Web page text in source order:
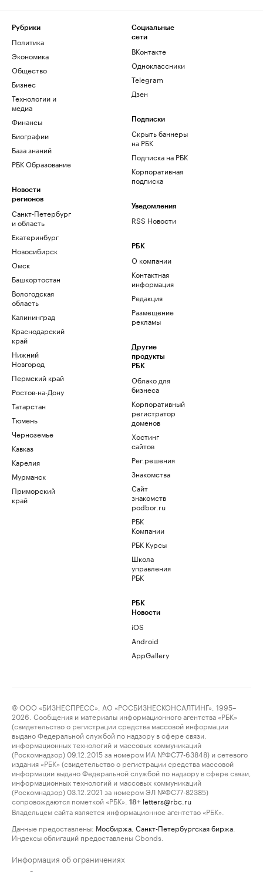
Рубрики
Политика
Экономика
Общество
Бизнес
Технологии и
медиа
Финансы
Биографии
База знаний
РБК Образование
Новости
регионов
Санкт-Петербург
и область
Екатеринбург
Новосибирск
Омск
Башкортостан
Вологодская
область
Калининград
Краснодарский
край
Нижний
Новгород
Пермский край
Ростов-на-Дону
Татарстан
Тюмень
Черноземье
Кавказ
Карелия
Мурманск
Приморский
край
Социальные
сети
ВКонтакте
Одноклассники
Telegram
Дзен
Подписки
Скрыть баннеры
на РБК
Подписка на РБК
Корпоративная
подписка
Уведомления
RSS Новости
РБК
О компании
Контактная
информация
Редакция
Размещение
рекламы
Другие
продукты
РБК
Облако для
бизнеса
Корпоративный
регистратор
доменов
Хостинг
сайтов
Рег.решения
Знакомства
Сайт
знакомств
podbor.ru
РБК
Компании
РБК Курсы
Школа
управления
РБК
РБК
Новости
iOS
Android
AppGallery
© ООО «БИЗНЕСПРЕСС», АО «РОСБИЗНЕСКОНСАЛТИНГ», 1995–
2026. Сообщения и материалы информационного агентства «РБК»
(свидетельство о регистрации средства массовой информации
выдано Федеральной службой по надзору в сфере связи,
информационных технологий и массовых коммуникаций
(Роскомнадзор) 09.12.2015 за номером ИА №ФС77-63848) и сетевого
издания «РБК» (свидетельство о регистрации средства массовой
информации выдано Федеральной службой по надзору в сфере связи,
информационных технологий и массовых коммуникаций
(Роскомнадзор) 03.12.2021 за номером ЭЛ №ФС77-82385)
сопровождаются пометкой «РБК».
18+ letters@rbc.ru
Владельцем сайта является информационное агентство «РБК».
Данные предоставлены: Мосбиржа Санкт-Петербургская биржа
Индексы облигаций предоставлены Cbonds.
Информация об ограничениях